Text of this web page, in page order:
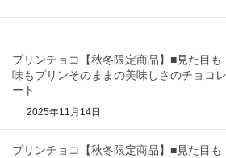
プリンチョコ【秋冬限定商品】■見た目も
味もプリンそのままの美味しさのチョコレ
ート
2025年11月14日
プリンチョコ【秋冬限定商品】■見た目も